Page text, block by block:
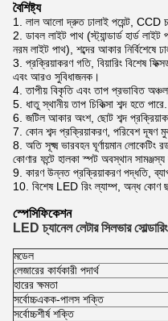
বৈশিষ্ট্য
1. লাল আলো দ্রুত ঢালাই পয়েন্ট, CCD
2. ডাবল লাইট পাথ (স্ট্যান্ডার্ড হার্ড লাইট
নরম লাইট পাথ), শব্দের আকার নির্বিশেষে
3. প্রক্রিয়াকরণ গতি, বিয়ারিং বিশেষ
এবং আরও সুবিধাজনক।
4. তাপীয় বিকৃতি এবং তাপ প্রভাবিত
5. ধাতু স্থানীয় তাপ চিকিত্সা শব্দ হতে পারে.
6. জটিল আকার অংশ, ছোট শব্দ
7. কোন শব্দ প্রক্রিয়াকরণ, পরিবেশ দূষণ
8. অতি সূক্ষ্ম ভারবহন ঘূর্ণায়মান লোকেটিং
কোণার ফন্টে হালকা স্পট অবস্থান
9. কারণ উন্নত প্রক্রিয়াকরণ পদ্ধতি,
10. বিশেষ LED রিং ল্যাম্প, অন্ধ কোণ
স্পেসিফিকেশন
LED চ্যানেল লেটার সিলভার
মডেল
লেজারের কার্যকারী পদার্থ
হারের ক্ষমতা
সর্বোচ্চএকক-পালস শক্তি
সর্বোচ্চশীর্ষ শক্তি